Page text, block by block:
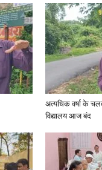
अत्यधिक वर्षा के
विद्यालय आज बंद